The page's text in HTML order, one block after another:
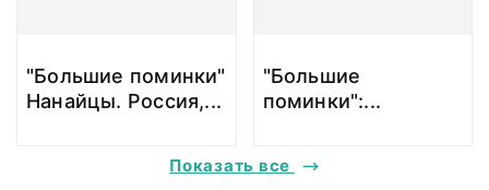
"Большие поминки"
Нанайцы. Россия,...
"Большие
поминки":...
Показать все